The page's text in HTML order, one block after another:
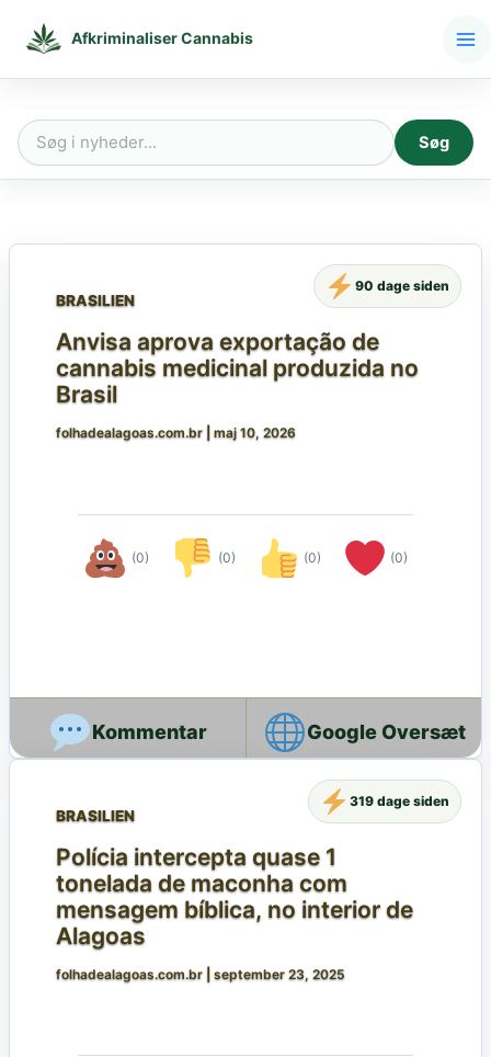
Afkriminaliser Cannabis
Søg
Søg
BRASILIEN
Anvisa aprova exportação de
cannabis medicinal produzida no
Brasil
folhadealagoas.com.br maj 10, 2026
(0) (0) (0) (0)
90 dage siden
Google Oversæt
BRASILIEN
Polícia intercepta quase 1
tonelada de maconha com
mensagem bíblica, no interior de
Alagoas
folhadealagoas.com.br september 23, 2025
319 dage siden